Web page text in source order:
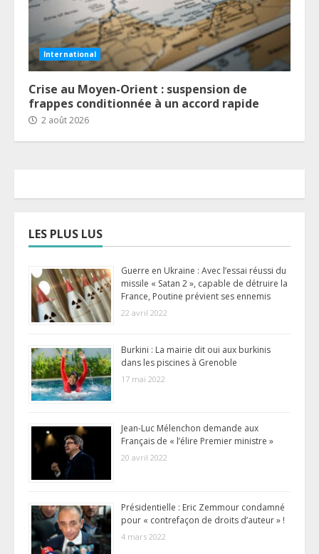
International
Crise au Moyen-Orient : suspension de
frappes conditionnée à un accord rapide
2 août 2026
LES PLUS LUS
Guerre en Ukraine : Avec l’essai réussi du
missile « Satan 2 », capable de détruire la
France, Poutine prévient ses ennemis
22 avril 2022
Burkini : La mairie dit oui aux burkinis
dans les piscines à Grenoble
17 mai 2022
Jean-Luc Mélenchon demande aux
Français de « l’élire Premier ministre »
20 avril 2022
Présidentielle : Eric Zemmour condamné
pour « contrefaçon de droits d’auteur » !
4 mars 2022